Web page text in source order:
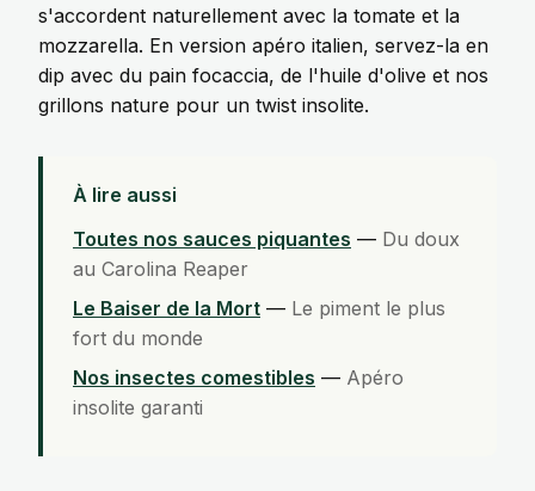
s'accordent naturellement avec la tomate et la
mozzarella. En version apéro italien, servez-la en
dip avec du pain focaccia, de l'huile d'olive et nos
grillons nature pour un twist insolite.
À lire aussi
Toutes nos sauces piquantes — Du doux
au Carolina Reaper
Le Baiser de la Mort — Le piment le plus
fort du monde
Nos insectes comestibles — Apéro
insolite garanti